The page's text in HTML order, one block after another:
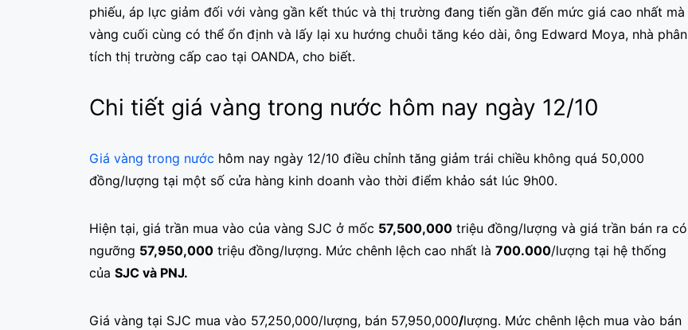
phiếu, áp lực giảm đối với vàng gần kết thúc và thị trường đang tiến gần đến mức giá cao nhất mà
vàng cuối cùng có thể ổn định và lấy lại xu hướng chuỗi tăng kéo dài, ông Edward Moya, nhà phân
tích thị trường cấp cao tại OANDA, cho biết.
Chi tiết giá vàng trong nước hôm nay ngày 12/10
Giá vàng trong nước hôm nay ngày 12/10 điều chỉnh tăng giảm trái chiều không quá 50,000
đồng/lượng tại một số cửa hàng kinh doanh vào thời điểm khảo sát lúc 9h00.
Hiện tại, giá trần mua vào của vàng SJC ở mốc 57,500,000 triệu đồng/lượng và giá trần bán ra có
ngưỡng 57,950,000 triệu đồng/lượng. Mức chênh lệch cao nhất là 700.000/lượng tại hệ thống
của SJC và PNJ.
Giá vàng tại SJC mua vào 57,250,000/lượng, bán 57,950,000/lượng. Mức chênh lệch mua vào bán